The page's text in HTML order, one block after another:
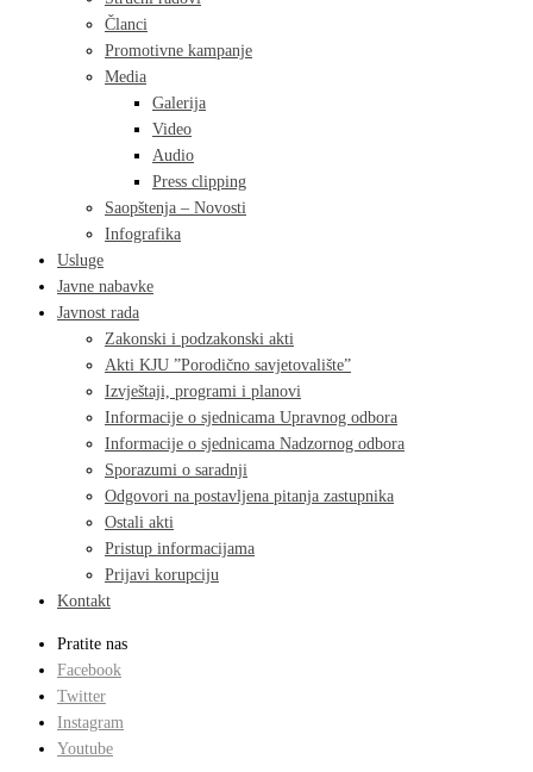
Članci
Promotivne kampanje
Media
Galerija
Video
Audio
Press clipping
Saopštenja – Novosti
Infografika
Usluge
Javne nabavke
Javnost rada
Zakonski i podzakonski akti
Akti KJU ”Porodično savjetovalište”
Izvještaji, programi i planovi
Informacije o sjednicama Upravnog odbora
Informacije o sjednicama Nadzornog odbora
Sporazumi o saradnji
Odgovori na postavljena pitanja zastupnika
Ostali akti
Pristup informacijama
Prijavi korupciju
Kontakt
Pratite nas
Facebook
Twitter
Instagram
Youtube